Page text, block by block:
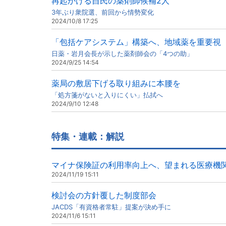
3年ぶり衆院選、前回から情勢変化
2024/10/8 17:25
「包括ケアシステム」構築へ、地域薬を重要視
日薬・岩月会長が示した薬剤師会の「4つの助」
2024/9/25 14:54
薬局の敷居下げる取り組みに本腰を
「処方箋がないと入りにくい」払拭へ
2024/9/10 12:48
特集・連載：解説
マイナ保険証の利用率向上へ、望まれる医療機
2024/11/19 15:11
検討会の方針覆した制度部会
JACDS「有資格者常駐」提案が決め手に
2024/11/6 15:11